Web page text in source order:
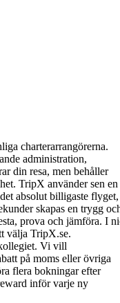
charterarrangörerna.
administration,
din resa, men behåller
TripX använder sen en
absolut billigaste flyget,
skapas en trygg
prova och jämföra. I
välja TripX.se.
Vi vill
på moms eller övriga
flera bokningar efter
inför varje ny